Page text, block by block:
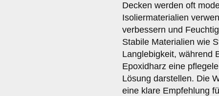
Decken werden oft
Isoliermaterialien
verbessern und
Stabile Materialien wie
Langlebigkeit, während
Epoxidharz eine
Lösung darstellen. Die
eine klare Empfehlung